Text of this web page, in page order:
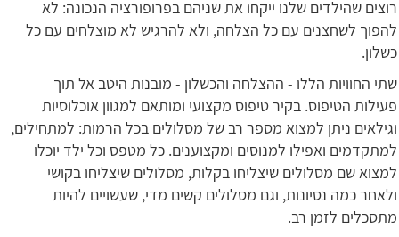
רוצים שהילדים שלנו ייקחו את שניהם בפרופורציה הנכונה: לא
להפוך לשחצנים עם כל הצלחה, ולא להרגיש לא מוצלחים עם כל
כשלון.
שתי החוויות הללו - ההצלחה והכשלון - מובנות היטב אל תוך
פעילות הטיפוס. בקיר טיפוס מקצועי ומותאם למגוון אוכלוסיות
וגילאים ניתן למצוא מספר רב של מסלולים בכל הרמות: למתחילים,
למתקדמים ואפילו למנוסים ומקצוענים. כל מטפס וכל ילד יוכלו
למצוא שם מסלולים שיצליחו בקלות, מסלולים שיצליחו בקושי
ולאחר כמה נסיונות, וגם מסלולים קשים מדי, שעשויים להיות
מתסכלים לזמן רב.